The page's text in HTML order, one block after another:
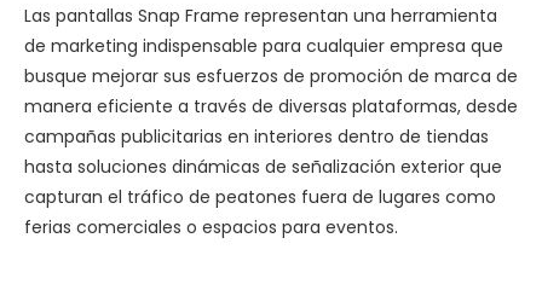
Las pantallas Snap Frame representan una herramienta
de marketing indispensable para cualquier empresa que
busque mejorar sus esfuerzos de promoción de marca de
manera eficiente a través de diversas plataformas, desde
campañas publicitarias en interiores dentro de tiendas
hasta soluciones dinámicas de señalización exterior que
capturan el tráfico de peatones fuera de lugares como
ferias comerciales o espacios para eventos.